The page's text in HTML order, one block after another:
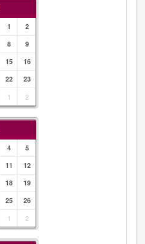
1
2
8
9
15
16
22
23
1 2
4
5
11
12
18
19
25
26
1 2